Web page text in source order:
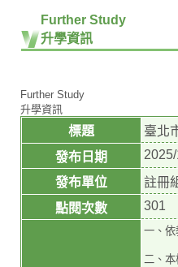
Further Study
升學資訊
Further Study
升學資訊
標題
臺北
發布日期
發布單位
註冊
點閱次數
301
一、依
二、本